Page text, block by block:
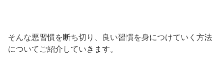
そんな悪習慣を断ち切り、良い習慣を身につけていく方法
についてご紹介していきます。